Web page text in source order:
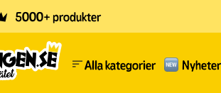
5000+ produkter
Alla kategorier Nyheter